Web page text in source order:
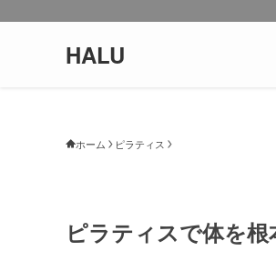
HALU
ホーム ピラティス
ピラティスで体を根